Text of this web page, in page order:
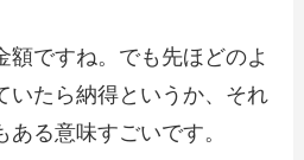
額ですね。でも先ほどのよ
いたら納得というか、それ
る意味すごいです。